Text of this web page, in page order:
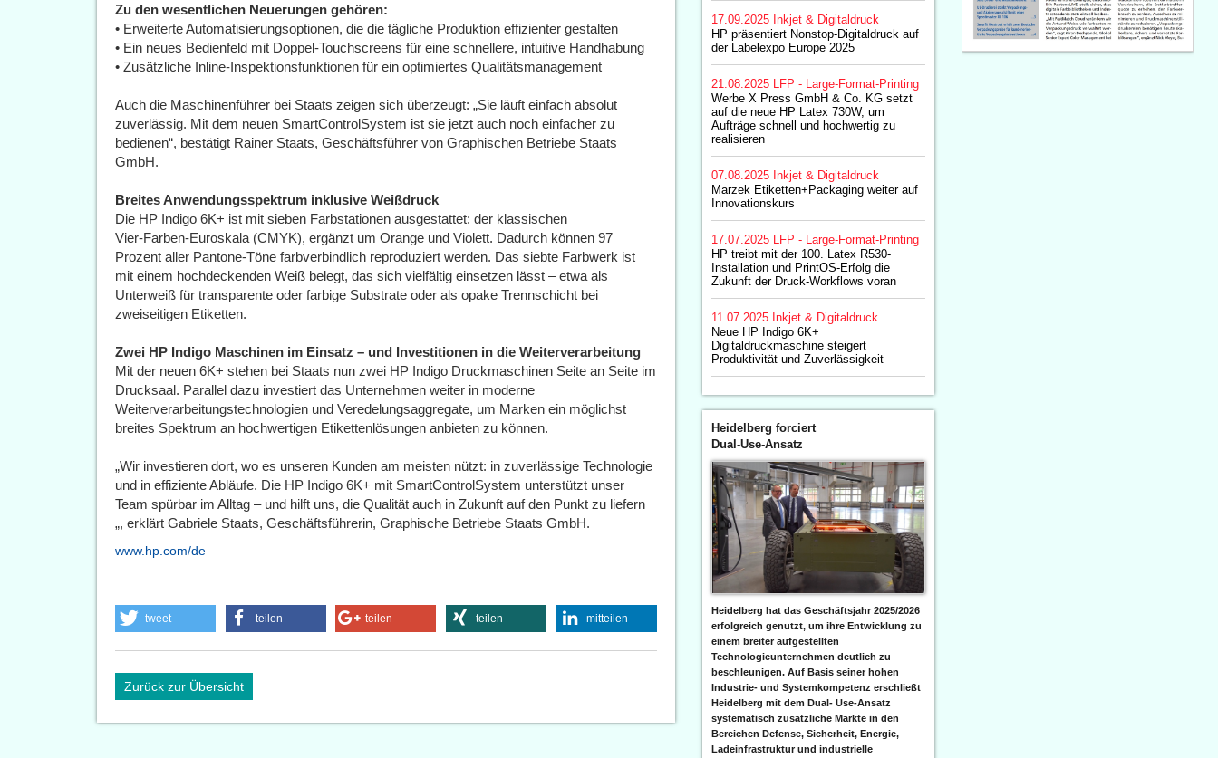
Zu den wesentlichen Neuerungen gehören:
• Erweiterte Automatisierungsoptionen, die die tägliche Produktion effizienter gestalten
• Ein neues Bedienfeld mit Doppel‑Touchscreens für eine schnellere, intuitive Handhabung
• Zusätzliche Inline‑Inspektionsfunktionen für ein optimiertes Qualitätsmanagement
Auch die Maschinenführer bei Staats zeigen sich überzeugt: „Sie läuft einfach absolut
zuverlässig. Mit dem neuen SmartControlSystem ist sie jetzt auch noch einfacher zu
bedienen“, bestätigt Rainer Staats, Geschäftsführer von Graphischen Betriebe Staats
GmbH.
Breites Anwendungsspektrum inklusive Weißdruck
Die HP Indigo 6K+ ist mit sieben Farbstationen ausgestattet: der klassischen
Vier‑Farben‑Euroskala (CMYK), ergänzt um Orange und Violett. Dadurch können 97
Prozent aller Pantone‑Töne farbverbindlich reproduziert werden. Das siebte Farbwerk ist
mit einem hochdeckenden Weiß belegt, das sich vielfältig einsetzen lässt – etwa als
Unterweiß für transparente oder farbige Substrate oder als opake Trennschicht bei
zweiseitigen Etiketten.
Zwei HP Indigo Maschinen im Einsatz – und Investitionen in die Weiterverarbeitung
Mit der neuen 6K+ stehen bei Staats nun zwei HP Indigo Druckmaschinen Seite an Seite im
Drucksaal. Parallel dazu investiert das Unternehmen weiter in moderne
Weiterverarbeitungstechnologien und Veredelungsaggregate, um Marken ein möglichst
breites Spektrum an hochwertigen Etikettenlösungen anbieten zu können.
„Wir investieren dort, wo es unseren Kunden am meisten nützt: in zuverlässige Technologie
und in effiziente Abläufe. Die HP Indigo 6K+ mit SmartControlSystem unterstützt unser
Team spürbar im Alltag – und hilft uns, die Qualität auch in Zukunft auf den Punkt zu liefern
„, erklärt Gabriele Staats, Geschäftsführerin, Graphische Betriebe Staats GmbH.
www.hp.com/de
tweet teilen teilen teilen mitteilen
Zurück zur Übersicht
17.09.2025 Inkjet & Digitaldruck
HP präsentiert Nonstop-Digitaldruck auf
der Labelexpo Europe 2025
21.08.2025
LFP - Large-Format-Printing
Werbe X Press GmbH & Co. KG setzt
auf die neue HP Latex 730W, um
Aufträge schnell und hochwertig zu
realisieren
07.08.2025 Inkjet & Digitaldruck
Marzek Etiketten+Packaging weiter auf
Innovationskurs
17.07.2025
LFP - Large-Format-Printing
HP treibt mit der 100. Latex R530-
Installation und PrintOS-Erfolg die
Zukunft der Druck-Workflows voran
11.07.2025 Inkjet & Digitaldruck
Neue HP Indigo 6K+
Digitaldruckmaschine steigert
Produktivität und Zuverlässigkeit
Heidelberg forciert
Dual-Use-Ansatz
Heidelberg hat das Geschäftsjahr 2025/2026
erfolgreich genutzt, um ihre Entwicklung zu
einem breiter aufgestellten
Technologieunternehmen deutlich zu
beschleunigen. Auf Basis seiner hohen
Industrie- und Systemkompetenz erschließt
Heidelberg mit dem Dual- Use-Ansatz
systematisch zusätzliche Märkte in den
Bereichen Defense, Sicherheit, Energie,
Ladeinfrastruktur und industrielle